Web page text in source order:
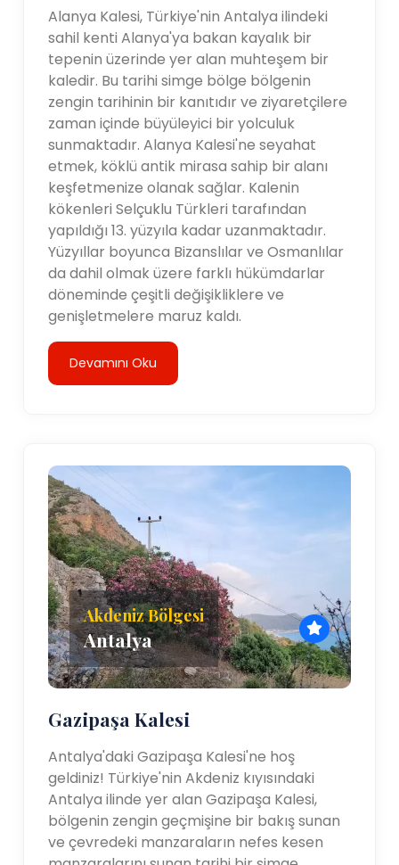
Alanya Kalesi, Türkiye'nin Antalya ilindeki
sahil kenti Alanya'ya bakan kayalık bir
tepenin üzerinde yer alan muhteşem bir
kaledir. Bu tarihi simge bölge bölgenin
zengin tarihinin bir kanıtıdır ve ziyaretçilere
zaman içinde büyüleyici bir yolculuk
sunmaktadır. Alanya Kalesi'ne seyahat
etmek, köklü antik mirasa sahip bir alanı
keşfetmenize olanak sağlar. Kalenin
kökenleri Selçuklu Türkleri tarafından
yapıldığı 13. yüzyıla kadar uzanmaktadır.
Yüzyıllar boyunca Bizanslılar ve Osmanlılar
da dahil olmak üzere farklı hükümdarlar
döneminde çeşitli değişikliklere ve
genişletmelere maruz kaldı.
Devamını Oku
Akdeniz Bölgesi
Antalya
Gazipaşa Kalesi
Antalya'daki Gazipaşa Kalesi'ne hoş
geldiniz! Türkiye'nin Akdeniz kıyısındaki
Antalya ilinde yer alan Gazipaşa Kalesi,
bölgenin zengin geçmişine bir bakış sunan
ve çevredeki manzaraların nefes kesen